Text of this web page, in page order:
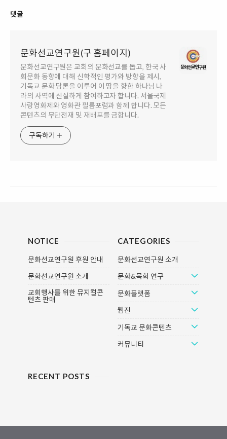
댓글
문화선교연구원(구 홈페이지)
문화선교연구원은 교회의 문화선교를 돕고, 한국 사
회문화 동향에 대해 신학적인 평가와 방향을 제시,
기독교 문화 담론을 이루어 이 땅을 향한 하나님 나
라의 사역에 신실하게 참여하고자 합니다. 서울국제
사랑영화제와 영화관 필름포럼과 함께 합니다. 모든
콘텐츠의 무단전재 및 재배포를 금합니다.
구독하기
NOTICE
문화선교연구원 후원 안내
문화선교연구원 소개
교회행사를 위한 뮤지컬콘
텐츠 판매
CATEGORIES
문화선교연구원 소개
문화&목회 연구
문화플랫폼
웹진
기독교 문화콘텐츠
커뮤니티
RECENT POSTS